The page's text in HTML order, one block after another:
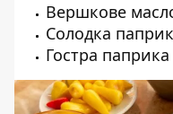
Вершкове
Солодка
Гостра